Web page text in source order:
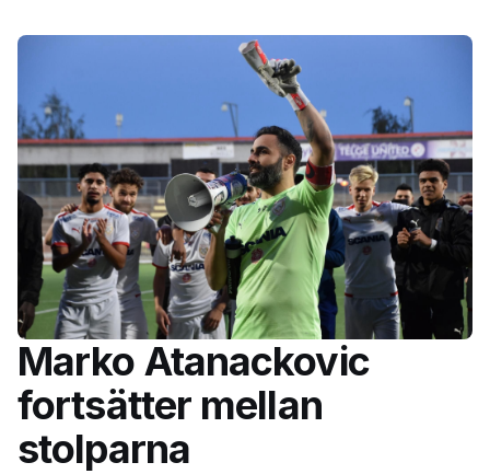
Marko Atanackovic
fortsätter mellan
stolparna